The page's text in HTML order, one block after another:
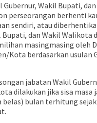
Gubernur, Wakil Bupati,
perseorangan berhenti
sendiri, atau
Bupati, dan Wakil Walikota
masingmasing oleh
Kota berdasarkan usulan
jabatan Wakil
dilakukan jika sisa masa
belas) bulan terhitung